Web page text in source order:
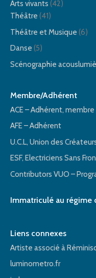
Arts vivants (42)
Théâtre (41)
Théâtre et Musique (6)
Danse (5)
Scénographie
Membre/Adhérent
ACE – Adhérent, membre
AFE – Adhérent
U.C.L, Union des
ESF, Electriciens Sans
Contributors VUO –
Immatriculé au
Liens connexes
Artiste associé à
luminometro.fr